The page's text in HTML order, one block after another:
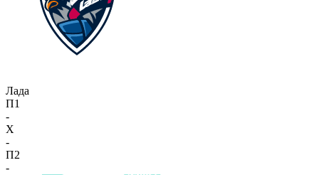
Лада
П1
-
X
-
П2
-